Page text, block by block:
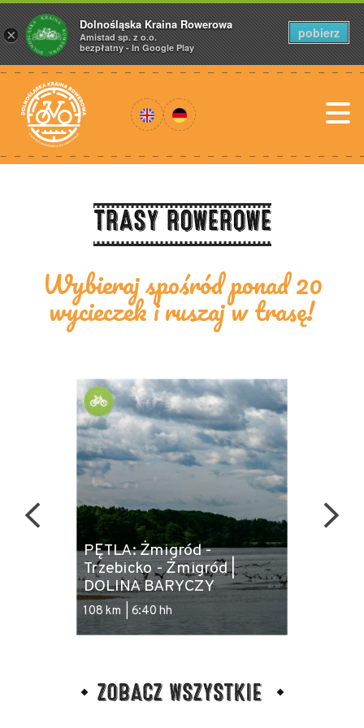
TRASY ROWEROWE
Wybieraj spośród ponad 20
wycieczek i ruszaj w trasę!
PĘTLA: Żmigród -
Trzebicko - Żmigród |
DOLINA BARYCZY
108 km | 6:40 hh
ZOBACZ WSZYSTKIE
×
Dolnośląska Kraina Rowerowa
Amistad sp. z o.o.
bezpłatny - In Google Play
pobierz